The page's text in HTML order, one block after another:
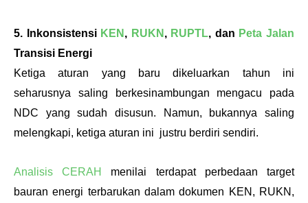
5. Inkonsistensi KEN , RUKN , RUPTL, dan Peta Jalan
Transisi Energi
Ketiga aturan yang baru dikeluarkan tahun ini
seharusnya saling berkesinambungan mengacu pada
NDC yang sudah disusun. Namun, bukannya saling
melengkapi, ketiga aturan ini  justru berdiri sendiri.
Analisis CERAH
menilai terdapat perbedaan target
bauran energi terbarukan dalam dokumen KEN, RUKN,